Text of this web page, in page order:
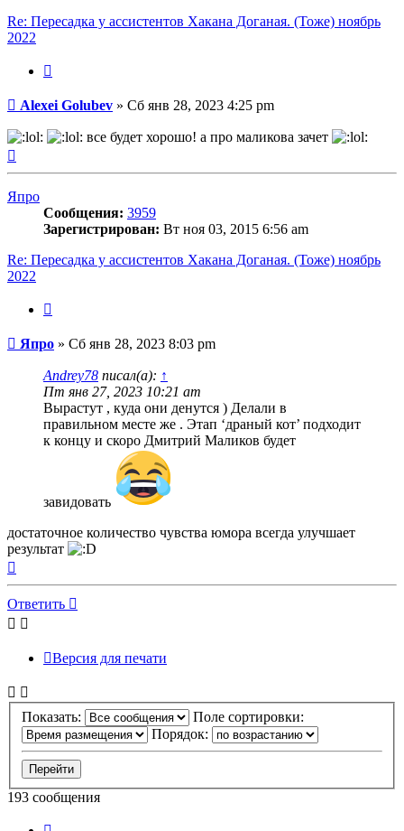
Re: Пересадка у ассистентов Хакана Доганая. (Тоже) ноябрь
2022
Сообщение
Alexei Golubev » Сб янв 28, 2023 4:25 pm
все будет хорошо! а про маликова зачет
Япро
Сообщения: 3959
Зарегистрирован: Вт ноя 03, 2015 6:56 am
Re: Пересадка у ассистентов Хакана Доганая. (Тоже) ноябрь
2022
Сообщение
Япро » Сб янв 28, 2023 8:03 pm
Andrey78 писал(а): ↑
Пт янв 27, 2023 10:21 am
Вырастут , куда они денутся ) Делали в
правильном месте же . Этап ‘драный кот’ подходит
к концу и скоро Дмитрий Маликов будет
завидовать
достаточное количество чувства юмора всегда улучшает
результат
началу
Ответить
Версия для печати
Показать:
Поле сортировки:
Порядок:
193 сообщения